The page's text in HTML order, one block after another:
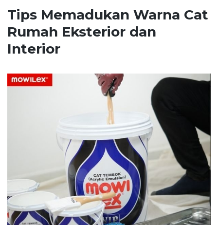
Tips Memadukan Warna Cat
Rumah Eksterior dan
Interior